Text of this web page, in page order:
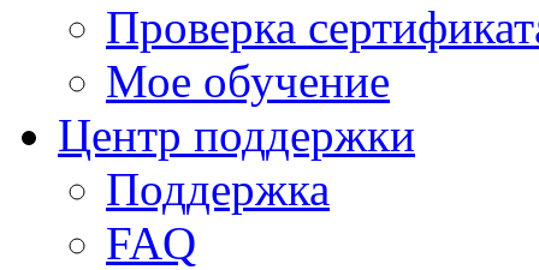
Проверка
Мое обучение
Центр поддержки
Поддержка
FAQ